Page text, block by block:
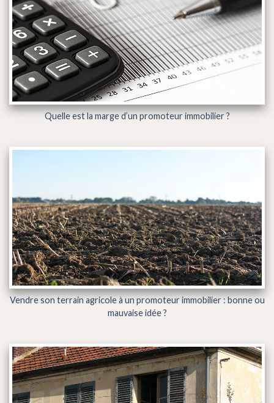
Quelle est la marge d’un promoteur immobilier ?
Vendre son terrain agricole à un promoteur immobilier : bonne ou
mauvaise idée ?